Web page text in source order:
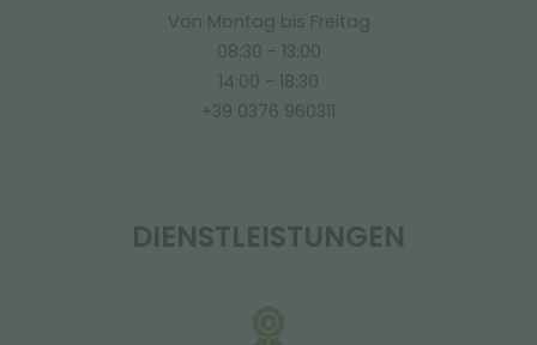
Von Montag bis Freitag
08:30 - 13:00
14:00 - 18:30
+39 0376 960311
DIENSTLEISTUNGEN